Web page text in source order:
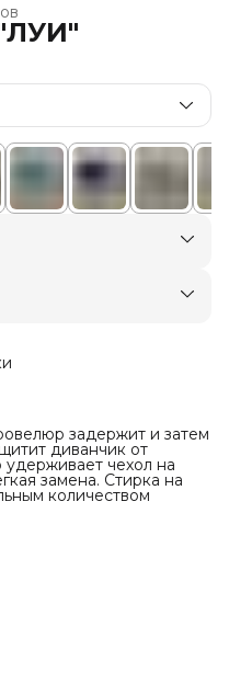
до двери
задержит и затем
диванчик от
чехол на
замена. Стирка на
количеством